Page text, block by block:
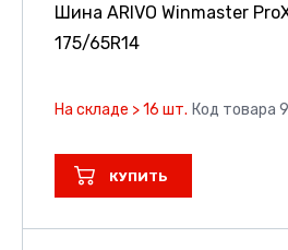
Шина ARIVO Winmaster
175/65R14
На складе > 16 шт. Код товара
КУПИТЬ